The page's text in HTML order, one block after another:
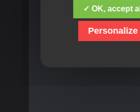
✓ OK, accept all
Personalize